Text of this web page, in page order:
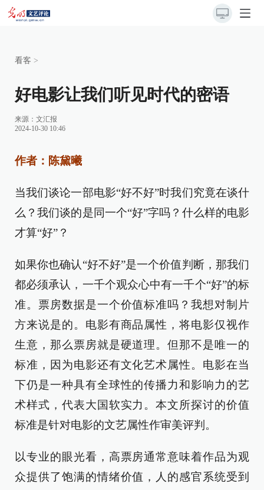
看客 >
好电影让我们听见时代的密语
来源： 文汇报
2024-10-30 10:46
作者：陈黛曦
当我们谈论一部电影“好不好”时我们究竟在谈什
么？我们谈的是同一个“好”字吗？什么样的电影
才算“好”？
如果你也确认“好不好”是一个价值判断，那我们
都必须承认，一千个观众心中有一千个“好”的标
准。票房数据是一个价值标准吗？我想对制片
方来说是的。电影有商品属性，将电影仅视作
生意，那么票房就是硬道理。但那不是唯一的
标准，因为电影还有文化艺术属性。电影在当
下仍是一种具有全球性的传播力和影响力的艺
术样式，代表大国软实力。本文所探讨的价值
标准是针对电影的文艺属性作审美评判。
以专业的眼光看，高票房通常意味着作品为观
众提供了饱满的情绪价值，人的感官系统受到